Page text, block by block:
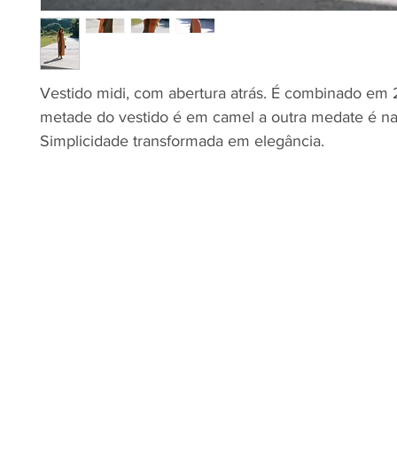
Vestido midi, com abertura atrás. É combinado em
metade do vestido é em camel a outra medate é
Simplicidade transformada em elegância.